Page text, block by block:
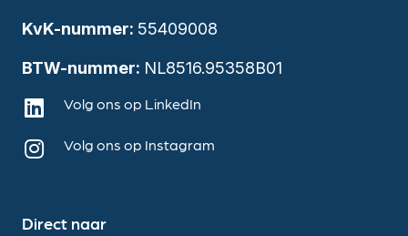
KvK-nummer: 55409008
BTW-nummer: NL8516.95358B01
Volg ons op LinkedIn
Volg ons op Instagram
Direct naar